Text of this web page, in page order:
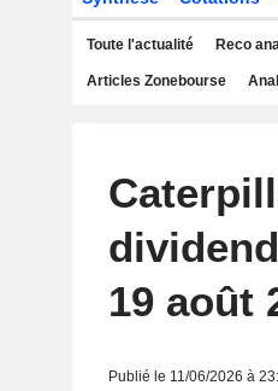
Toute l'actualité Reco
Articles Zonebourse
19 août
Publié le 11/06/2026 à